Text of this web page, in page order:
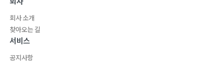
회사 소개
찾아오는 길
서비스
공지사항